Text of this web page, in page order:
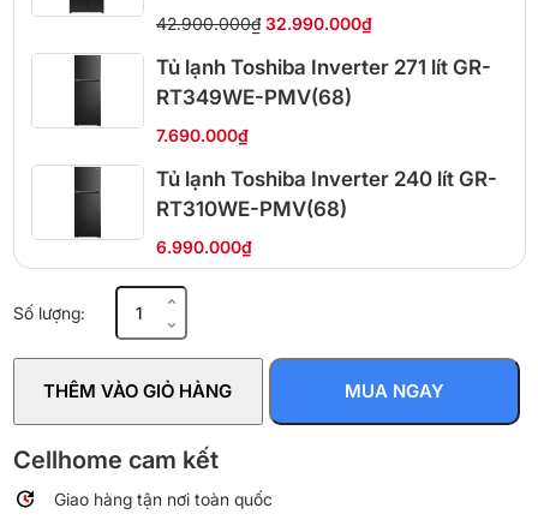
42.900.000₫ 32.990.000₫
Tủ lạnh Toshiba Inverter 271 lít GR-
RT349WE-PMV(68)
7.690.000₫
Tủ lạnh Toshiba Inverter 240 lít GR-
RT310WE-PMV(68)
6.990.000₫
Số lượng:lạnh
280
lít
RB27N4020S9/SV
số
lượng
THÊM VÀO GIỎ HÀNG MUA NGAY
Cellhome cam kết
Giao hàng tận nơi toàn quốc